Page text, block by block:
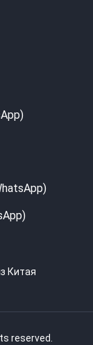
Китая
reserved.